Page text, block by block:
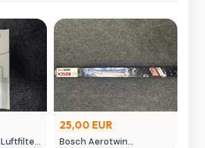
25,00 EUR
Bosch Aerotwin